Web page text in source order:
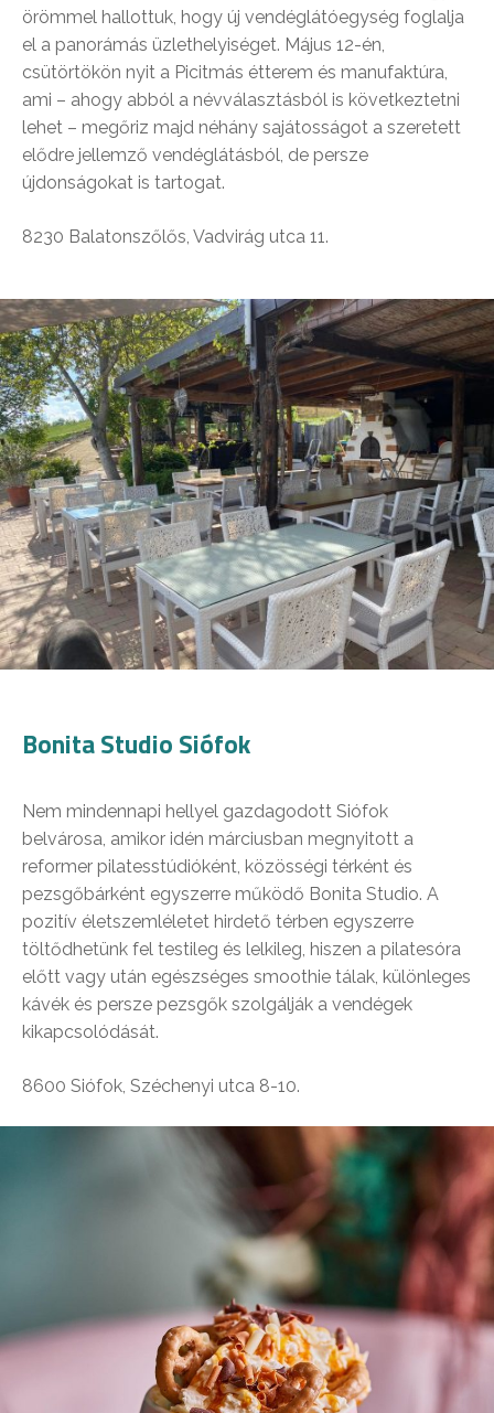
örömmel hallottuk, hogy új vendéglátóegység foglalja
el a panorámás üzlethelyiséget. Május 12-én,
csütörtökön nyit a Picitmás étterem és manufaktúra,
ami – ahogy abból a névválasztásból is következtetni
lehet – megőriz majd néhány sajátosságot a szeretett
elődre jellemző vendéglátásból, de persze
újdonságokat is tartogat.
8230 Balatonszőlős, Vadvirág utca 11.
Bonita Studio Siófok
Nem mindennapi hellyel gazdagodott Siófok
belvárosa, amikor idén márciusban megnyitott a
reformer pilatesstúdióként, közösségi térként és
pezsgőbárként egyszerre működő Bonita Studio. A
pozitív életszemléletet hirdető térben egyszerre
töltődhetünk fel testileg és lelkileg, hiszen a pilatesóra
előtt vagy után egészséges smoothie tálak, különleges
kávék és persze pezsgők szolgálják a vendégek
kikapcsolódását.
8600 Siófok, Széchenyi utca 8-10.